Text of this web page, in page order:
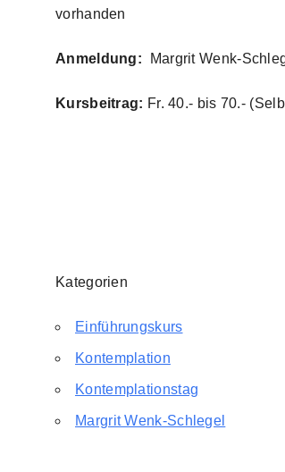
vorhanden
Anmeldung: Margrit Wenk-
Kursbeitrag: Fr. 40.- bis 70.-
Kategorien
Einführungskurs
Kontemplation
Kontemplationstag
Margrit Wenk-Schlegel